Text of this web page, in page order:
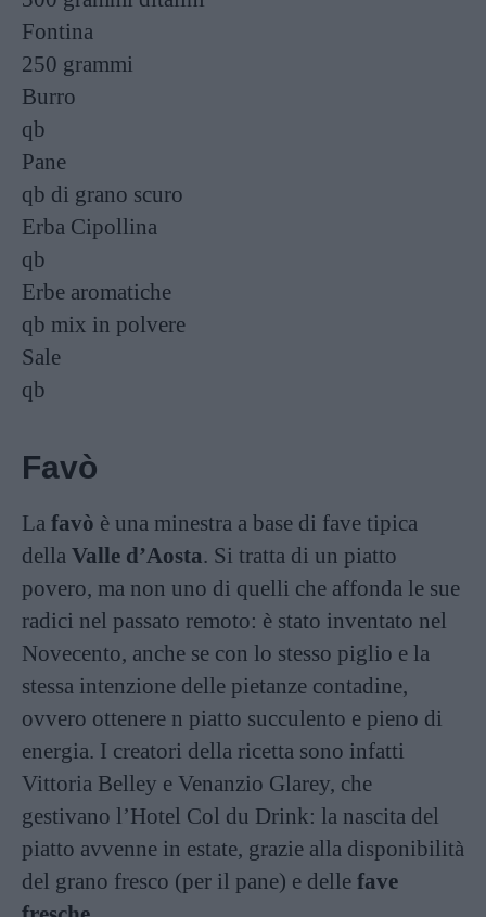
Fontina
250 grammi
Burro
qb
Pane
qb di grano scuro
Erba Cipollina
qb
Erbe aromatiche
qb mix in polvere
Sale
qb
Favò
La favò è una minestra a base di fave tipica
della Valle d’Aosta. Si tratta di un piatto
povero, ma non uno di quelli che affonda le sue
radici nel passato remoto: è stato inventato nel
Novecento, anche se con lo stesso piglio e la
stessa intenzione delle pietanze contadine,
ovvero ottenere n piatto succulento e pieno di
energia. I creatori della ricetta sono infatti
Vittoria Belley e Venanzio Glarey, che
gestivano l’Hotel Col du Drink: la nascita del
piatto avvenne in estate, grazie alla disponibilità
del grano fresco (per il pane) e delle fave